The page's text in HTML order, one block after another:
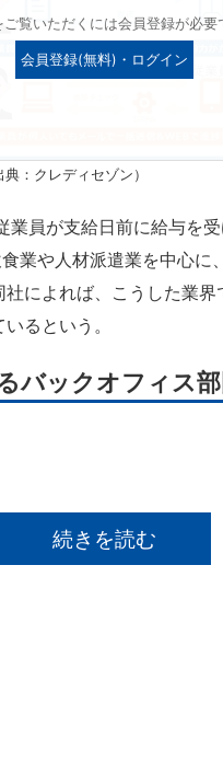
ご覧いただくには会員登録が必要
会員登録(無料)・ログイン
：クレディセゾン）
員が支給日前に給与を
業や人材派遣業を中心に
によれば、こうした業
るという。
バックオフィス
続きを読む